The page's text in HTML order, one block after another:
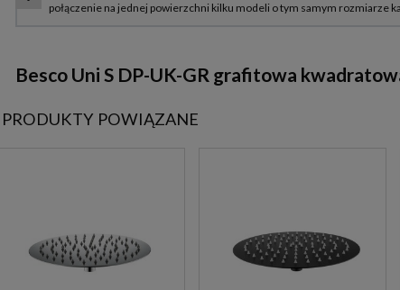
Besco Uni S DP-UK-GR grafitowa
PRODUKTY POWIĄZANE